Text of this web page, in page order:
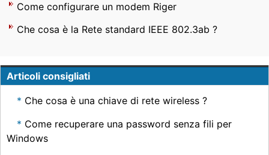
Come configurare un modem Riger
Che cosa è la Rete standard IEEE 802.3ab ?
Articoli consigliati
Che cosa è una chiave di rete wireless ?
Come recuperare una password senza fili per
Windows